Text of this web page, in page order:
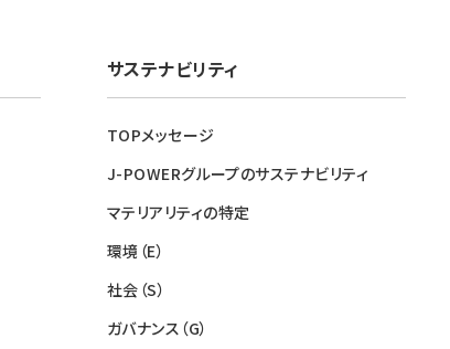
サステナビリティ
TOPメッセージ
J-POWERグループのサステナビリティ
マテリアリティの特定
環境（E）
社会（S）
ガバナンス（G）